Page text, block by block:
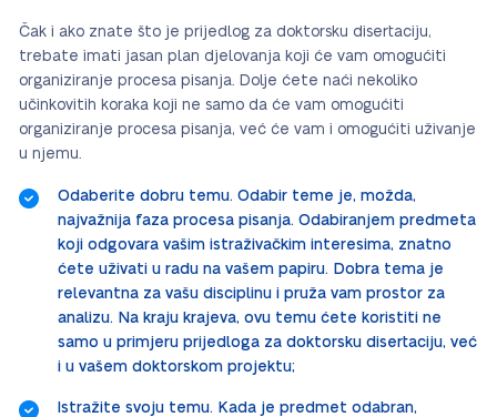
Čak i ako znate što je prijedlog za doktorsku disertaciju,
trebate imati jasan plan djelovanja koji će vam omogućiti
organiziranje procesa pisanja. Dolje ćete naći nekoliko
učinkovitih koraka koji ne samo da će vam omogućiti
organiziranje procesa pisanja, već će vam i omogućiti uživanje
u njemu.
Odaberite dobru temu. Odabir teme je, možda,
najvažnija faza procesa pisanja. Odabiranjem predmeta
koji odgovara vašim istraživačkim interesima, znatno
ćete uživati u radu na vašem papiru. Dobra tema je
relevantna za vašu disciplinu i pruža vam prostor za
analizu. Na kraju krajeva, ovu temu ćete koristiti ne
samo u primjeru prijedloga za doktorsku disertaciju, već
i u vašem doktorskom projektu;
Istražite svoju temu. Kada je predmet odabran,